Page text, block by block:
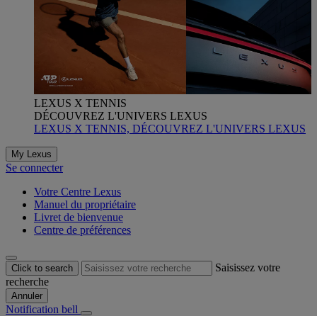
LEXUS X TENNIS
DÉCOUVREZ L'UNIVERS LEXUS
LEXUS X TENNIS, DÉCOUVREZ L'UNIVERS LEXUS
My Lexus
Se connecter
Votre Centre Lexus
Manuel du propriétaire
Livret de bienvenue
Centre de préférences
Click to search
Saisissez votre
recherche
Annuler
Notification bell